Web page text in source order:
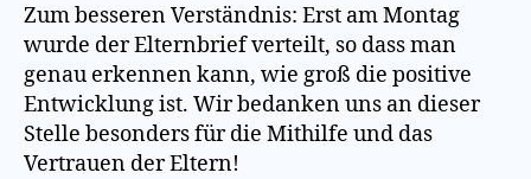
Zum besseren Verständnis: Erst am Montag
wurde der Elternbrief verteilt, so dass man
genau erkennen kann, wie groß die positive
Entwicklung ist. Wir bedanken uns an dieser
Stelle besonders für die Mithilfe und das
Vertrauen der Eltern!